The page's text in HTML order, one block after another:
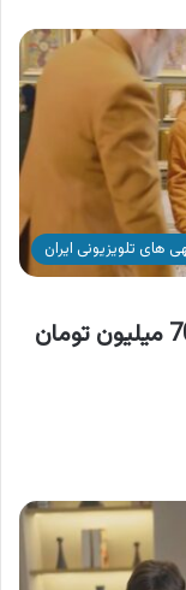
های تلویزیونی ایران
آگهی سرای ایرانی، تا سقف 700 میلیون تومان